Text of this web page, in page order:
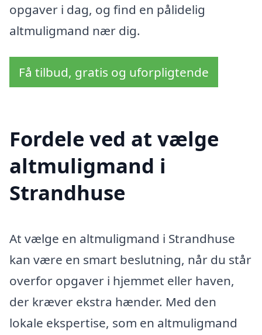
opgaver i dag, og find en pålidelig
altmuligmand nær dig.
Få tilbud, gratis og uforpligtende
Fordele ved at vælge
altmuligmand i
Strandhuse
At vælge en altmuligmand i Strandhuse
kan være en smart beslutning, når du står
overfor opgaver i hjemmet eller haven,
der kræver ekstra hænder. Med den
lokale ekspertise, som en altmuligmand